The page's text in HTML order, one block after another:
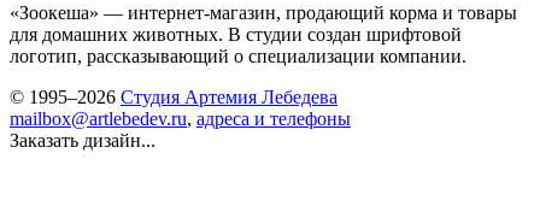
«Зоокеша» — интернет-магазин, продающий корма и товары
для домашних животных. В студии создан шрифтовой
логотип, рассказывающий о специализации компании.
© 1995–2026 Студия Артемия Лебедева
mailbox@artlebedev.ru, адреса и телефоны
Заказать дизайн...